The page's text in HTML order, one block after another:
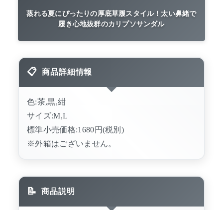
蒸れる夏にぴったりの厚底草履スタイル！太い鼻緒で
履き心地抜群のカリプソサンダル
商品詳細情報
色:茶,黒,紺
サイズ:M,L
標準小売価格:1680円(税別)
※外箱はございません。
商品説明